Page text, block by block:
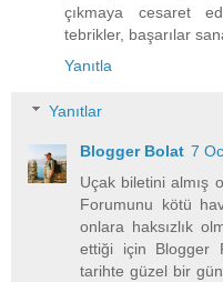
çıkmaya cesaret
tebrikler, başarılar
Yanıtla
Yanıtlar
Blogger Bolat 7
Uçak biletini almış
Forumunu kötü
onlara haksızlık
ettiği için Blogger
tarihte güzel bir